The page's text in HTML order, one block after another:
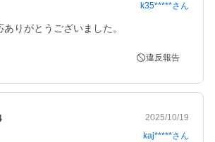
k35*****さん
りがとうございました。
違反報告
2025/10/19
kaj*****さん